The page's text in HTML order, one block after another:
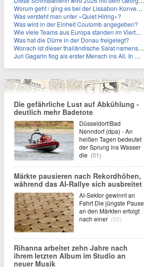
Worum geht / ging es bei der Lissabon-Konvention?
Was versteht man unter »Quiet Hiring«?
Was wird in der Einheit Coulomb angegeben?
Wie viele Teams aus Europa standen im Viertelfinale der Fußball-WM 2026 in Mexiko, den USA und Kanada?
Was hat die Dürre in der Donau freigelegt?
Wonach ist dieser thailändische Salat namens Nam Tok benannt?
Juri Gagarin flog als erster Mensch ins All. In welchem Jahr?
Die gefährliche Lust auf Abkühlung -
deutlich mehr Badetote
Düsseldorf/Bad
Nenndorf (dpa) - An
heißen Tagen bedeutet
der Sprung ins Wasser
die (01)
Märkte pausieren nach Rekordhöhen,
während das AI-Rallye sich ausbreitet
AI-Sektor gewinnt an
Fahrt Die jüngste Pause
an den Märkten erfolgt
nach einer (00)
Rihanna arbeitet zehn Jahre nach
ihrem letzten Album im Studio an
neuer Musik